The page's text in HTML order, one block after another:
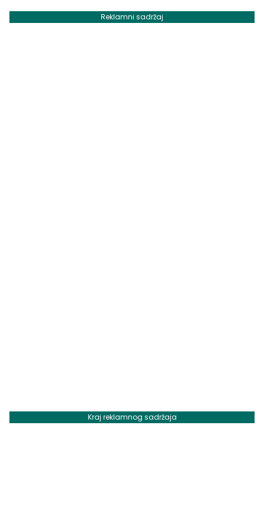
Reklamni sadržaj
Kraj reklamnog sadržaja